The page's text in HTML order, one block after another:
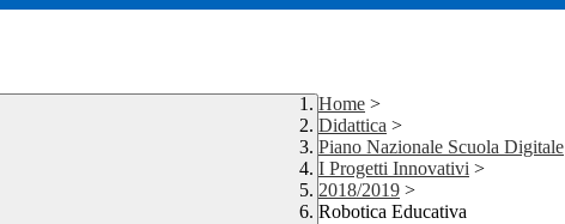
Home >
Didattica >
Piano Nazionale Scuola Digitale
I Progetti Innovativi >
2018/2019 >
Robotica Educativa